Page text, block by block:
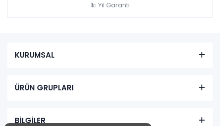
İki Yıl Garanti
KURUMSAL
ÜRÜN GRUPLARI
BİLGİLER